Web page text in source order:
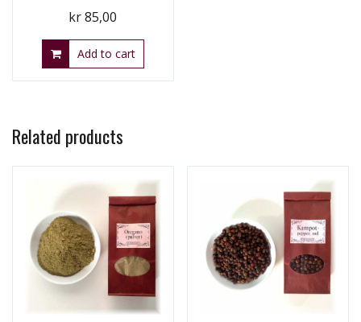
kr85,00
Add to cart
Related products